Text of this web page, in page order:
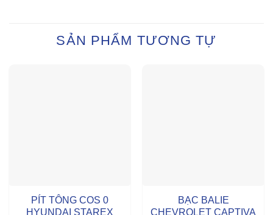
SẢN PHẨM TƯƠNG TỰ
PÍT TÔNG COS 0
HYUNDAI STAREX
BẠC BALIE
CHEVROLET CAPTIVA